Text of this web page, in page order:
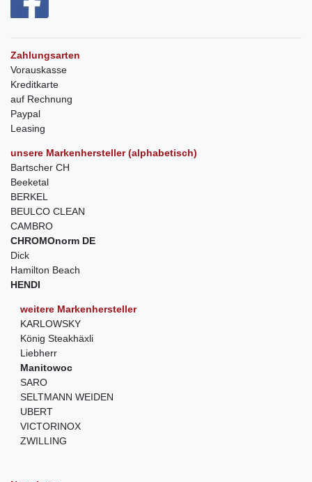
Zahlungsarten
Vorauskasse
Kreditkarte
auf Rechnung
Paypal
Leasing
unsere Markenhersteller (alphabetisch)
Bartscher CH
Beeketal
BERKEL
BEULCO CLEAN
CAMBRO
CHROMOnorm DE
Dick
Hamilton Beach
HENDI
weitere Markenhersteller
KARLOWSKY
König Steakhäxli
Liebherr
Manitowoc
SARO
SELTMANN WEIDEN
UBERT
VICTORINOX
ZWILLING